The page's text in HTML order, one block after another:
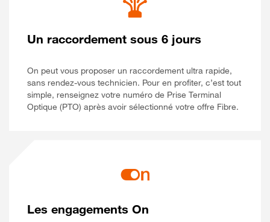
Un raccordement sous 6 jours
On peut vous proposer un raccordement ultra rapide,
sans rendez-vous technicien. Pour en profiter, c’est tout
simple, renseignez votre numéro de Prise Terminal
Optique (PTO) après avoir sélectionné votre offre Fibre.
Les engagements On